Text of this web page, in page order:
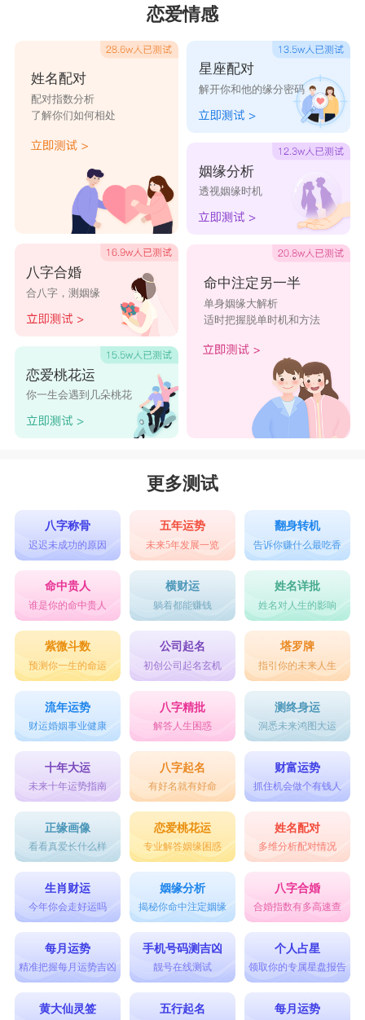
——铮，铭两个字的五行均属金，对于五行缺金的
男孩而言，在运势的增补上更加的有利。铮，是指
金属敲击发出的声誉，用在名字里表示铿锵有力，
刚正不屈，铭，格言，铭记于心，用在名字里表示
缺金取名最旺男孩名字大全
铭朝："铭"意为铭刻记录功德，"朝"意本指早晨，
也指活力，两字五行为金，作为名字，寓意男孩朝
气蓬勃，前途光明。
雄钊："雄"意为英雄，"钊"意为远大，寓意为孩子
有着远大的理想，将来必有所作为。
培锦："培"意为培育，"锦"意为锦绣，寓意为培育
出美好的未来，前途如锦绣一般灿烂。
晓钧："晓"意为清晨，"钧"意为公正，寓意为男孩
如同清晨的阳光，公正无私，温暖人心。
席诚："席"意为席位引申为地位，"诚"为诚信，寓
人生的大事，闪耀着自己独特的光辉。
缺金取名最旺男孩名字
盛彬、英舜、建稹、郝贤、景信、韶谨
帅彬、申荣、钦桦、家晨、徽毅、赤森
彦承、楚皓、成玉、元琮、肃麒、铠奇
新麒、聪肓、才东、锦桥、星棣、铭乾
修第、琮棣、青柏、珅荣、徽景、翼森
庚皓、稹英、丞怡、若旬、初温、尚宇
束林、宸川、士林、戈矛、申明、素言
简兮、悦心、闻师、旋中、星星、商彦
飞絮、童真、蜀秀、珠玉、慈心、铭北
庄平、肃穆、秋银、握瑜、穆雅、空蝉
振锐、锆书、维钊、钊霖、锐思、锆泽
锻英、怀锦、锦程、铃铎、铎昕、锐逸
锐达、铮亮、银河、锦凡、铭怀、锐锋
锆德、银汉、钊睿、锐翰、锦弦、锆然
恋爱情感
姓名配对
配对指数分析
了解你们如何相处
八字合婚
合八字，测姻缘
恋爱桃花运
你一生会遇到几朵桃花
星座配对
解开你和他的缘分密码
姻缘分析
透视姻缘时机
命中注定另一半
单身姻缘大解析
适时把握脱单时机和方法
更多测试
八字称骨
迟迟未成功的原因
五年运势
未来5年发展一览
翻身转机
告诉你赚什么最吃香
命中贵人
谁是你的命中贵人
横财运
躺着都能赚钱
姓名详批
姓名对人生的影响
紫微斗数
预测你一生的命运
公司起名
初创公司起名玄机
塔罗牌
指引你的未来人生
流年运势
财运婚姻事业健康
八字精批
解答人生困惑
测终身运
洞悉未来鸿图大运
十年大运
未来十年运势指南
八字起名
有好名就有好命
财富运势
抓住机会做个有钱人
正缘画像
看看真爱长什么样
恋爱桃花运
专业解答姻缘困惑
姓名配对
多维分析配对情况
生肖财运
今年你会走好运吗
姻缘分析
揭秘你命中注定姻缘
八字合婚
合婚指数有多高速查
每月运势
精准把握每月运势吉凶
手机号码测吉凶
靓号在线测试
个人占星
领取你的专属星盘报告
黄大仙灵签 五行起名 每月运势